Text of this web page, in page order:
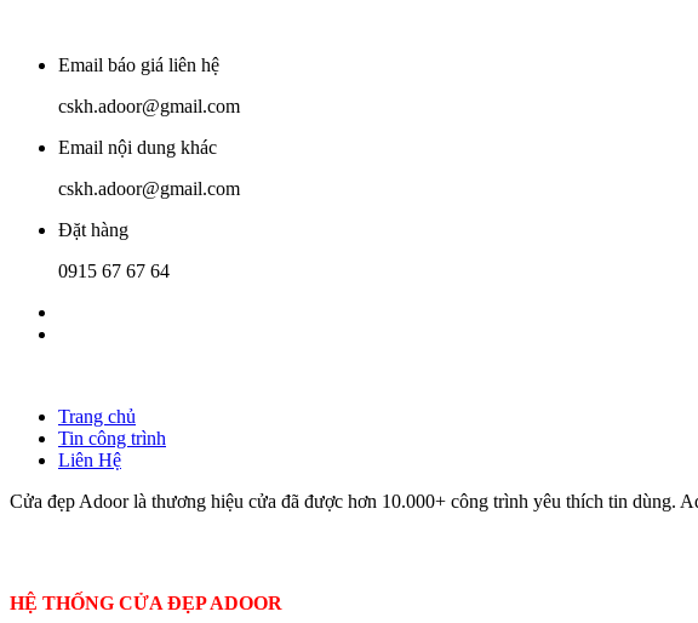
Email báo giá liên hệ
cskh.adoor@gmail.com
Email nội dung khác
cskh.adoor@gmail.com
Đặt hàng
0915 67 67 64
Trang chủ
Tin công trình
Liên Hệ
Cửa đẹp Adoor là thương hiệu cửa đã được hơn 10.000+ công trình yêu thích tin dùng.
HỆ THỐNG CỬA ĐẸP ADOOR